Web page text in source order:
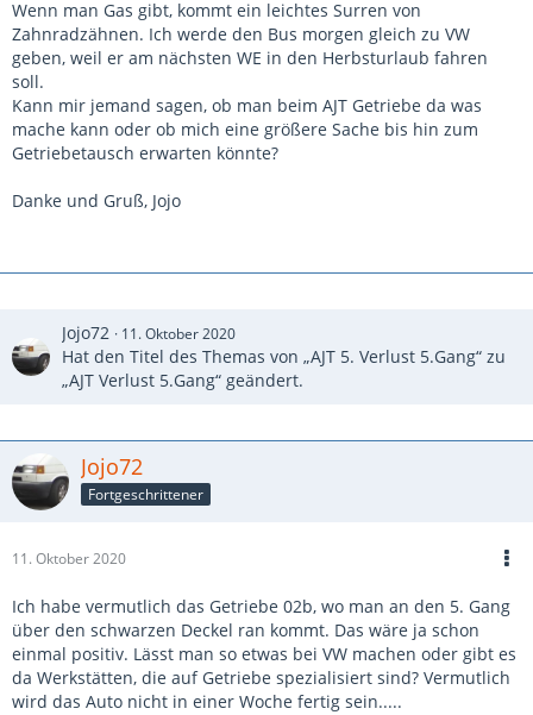
Wenn man Gas gibt, kommt ein leichtes Surren von
Zahnradzähnen. Ich werde den Bus morgen gleich zu VW
geben, weil er am nächsten WE in den Herbsturlaub fahren
soll.
Kann mir jemand sagen, ob man beim AJT Getriebe da was
mache kann oder ob mich eine größere Sache bis hin zum
Getriebetausch erwarten könnte?
Danke und Gruß, Jojo
Jojo72 11. Oktober 2020
Hat den Titel des Themas von „AJT 5. Verlust 5.Gang“ zu
„AJT Verlust 5.Gang“ geändert.
Jojo72
Fortgeschrittener
11. Oktober 2020
Ich habe vermutlich das Getriebe 02b, wo man an den 5. Gang
über den schwarzen Deckel ran kommt. Das wäre ja schon
einmal positiv. Lässt man so etwas bei VW machen oder gibt es
da Werkstätten, die auf Getriebe spezialisiert sind? Vermutlich
wird das Auto nicht in einer Woche fertig sein.....